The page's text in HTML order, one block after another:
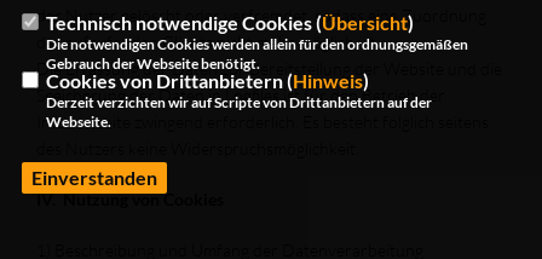
der Nutzer gelöscht oder verfremdet, sodass eine Zuordnung
des aufrufenden Clients nicht mehr möglich ist.
Die Erfassung der Daten zur Bereitstellung der Website und die
Speicherung der Daten in Logfiles ist für den Betrieb der
Internetseite zwingend erforderlich. Es besteht folglich seitens
IV. Nutzung von Cookies
Technisch notwendige Cookies (Übersicht)
Die notwendigen Cookies werden allein für den ordnungsgemäßen
Gebrauch der Webseite benötigt.
Cookies von Drittanbietern (Hinweis)
Derzeit verzichten wir auf Scripte von Drittanbietern auf der
Webseite.
Einverstanden